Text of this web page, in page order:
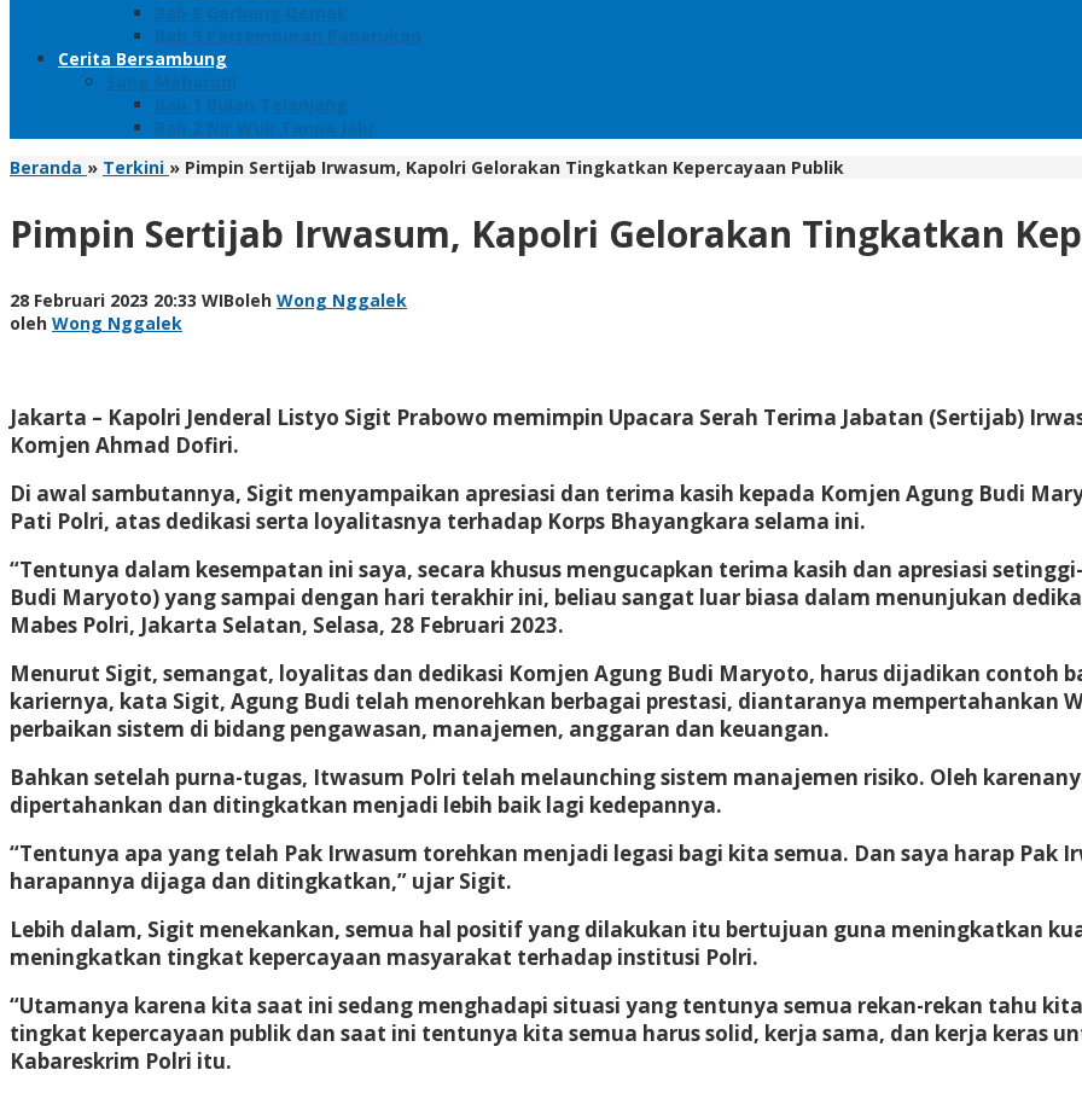
Bab 8 Gerbang Demak
Bab 9 Pertempuran Panarukan
Cerita Bersambung
Sang Maharani
Bab 1 Bulan Telanjang
Bab 2 Nir Wuk Tanpa Jalu
Beranda » Terkini » Pimpin Sertijab Irwasum, Kapolri Gelorakan Tingkatkan Kepercayaan Publik
Pimpin Sertijab Irwasum, Kapolri Gelorakan Tingkatkan
28 Februari 2023 20:33 WIBoleh Wong Nggalek
oleh Wong Nggalek
Jakarta – Kapolri Jenderal Listyo Sigit Prabowo memimpin Upacara Serah Terima Jabatan (Sertijab)
Komjen Ahmad Dofiri.
Di awal sambutannya, Sigit menyampaikan apresiasi dan terima kasih kepada Komjen Agung Budi
Pati Polri, atas dedikasi serta loyalitasnya terhadap Korps Bhayangkara selama ini.
“Tentunya dalam kesempatan ini saya, secara khusus mengucapkan terima kasih dan apresiasi
Budi Maryoto) yang sampai dengan hari terakhir ini, beliau sangat luar biasa dalam menunjukan
Mabes Polri, Jakarta Selatan, Selasa, 28 Februari 2023.
Menurut Sigit, semangat, loyalitas dan dedikasi Komjen Agung Budi Maryoto, harus dijadikan contoh
kariernya, kata Sigit, Agung Budi telah menorehkan berbagai prestasi, diantaranya mempertahankan
perbaikan sistem di bidang pengawasan, manajemen, anggaran dan keuangan.
Bahkan setelah purna-tugas, Itwasum Polri telah melaunching sistem manajemen risiko. Oleh
dipertahankan dan ditingkatkan menjadi lebih baik lagi kedepannya.
“Tentunya apa yang telah Pak Irwasum torehkan menjadi legasi bagi kita semua. Dan saya harap Pak
harapannya dijaga dan ditingkatkan,” ujar Sigit.
Lebih dalam, Sigit menekankan, semua hal positif yang dilakukan itu bertujuan guna meningkatkan
meningkatkan tingkat kepercayaan masyarakat terhadap institusi Polri.
“Utamanya karena kita saat ini sedang menghadapi situasi yang tentunya semua rekan-rekan tahu
tingkat kepercayaan publik dan saat ini tentunya kita semua harus solid, kerja sama, dan kerja keras
Kabareskrim Polri itu.